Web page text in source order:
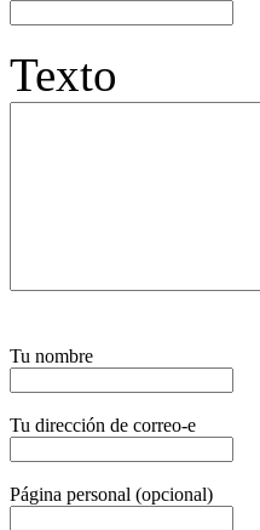
Texto
Tu nombre
Tu dirección de correo-e
Página personal (opcional)